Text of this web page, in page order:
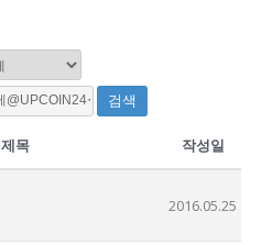
검색
제목 작성일
2016.05.25